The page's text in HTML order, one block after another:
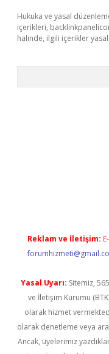
Hukuka ve yasal
içerikleri,
halinde, ilgili içerikler
Reklam ve İletişim:
Yasal Uyarı: Sitemiz,
ve İletişim Kurumu
olarak hizmet
olarak denetleme veya
Ancak, üyelerimiz